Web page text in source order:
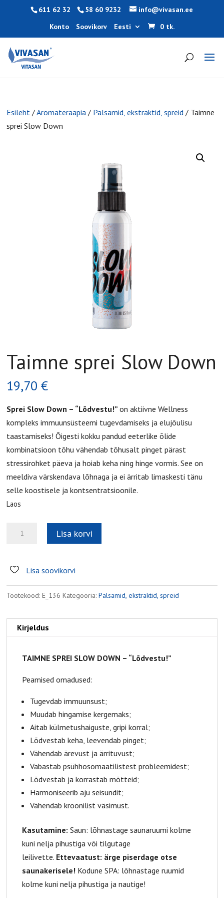
611 62 32 58 60 9232
info@vivasan.ee
Konto
Soovikorv Eesti 0 tk.
Esileht /Aromateraapia / Palsamid, ekstraktid, spreid / Taimne
sprei Slow Down
Taimne sprei Slow Down
19,70€
Sprei Slow Down – “Lõdvestu!”on aktiivne Wellness
kompleks immuunsüsteemi tugevdamiseks ja elujõulisu
taastamiseks! Õigesti kokku pandud eeterlike õlide
kombinatsioon tõhu vähendab tõhusalt pinget pärast
stressirohket päeva ja hoiab keha ning hinge vormis. See on
meeldiva värskendava lõhnaga ja ei ärritab limaskesti tänu
selle koostisele ja kontsentratsioonile.
Laos
Taimne
Down
kogus
Lisa korvi
Lisa soovikorvi
Tootekood:E_136 Kategooria:Palsamid, ekstraktid, spreid
Kirjeldus
TAIMNE SPREI SLOW DOWN – “Lõdvestu!”
Peamised omadused:
Tugevdab immuunsust;
Muudab hingamise kergemaks;
Aitab külmetushaiguste, gripi korral;
Lõdvestab keha, leevendab pinget;
Vähendab ärevust ja ärrituvust;
Vabastab psühhosomaatilistest probleemidest;
Lõdvestab ja korrastab mõtteid;
Harmoniseerib aju seisundit;
Vähendab kroonilist väsimust.
Kasutamine: Saun: lõhnastage saunaruumi kolme
kuni nelja pihustiga või tilgutage
leilivette. Ettevaatust: ärge piserdage otse
saunakerisele! Kodune SPA: lõhnastage ruumid
kolme kuni nelja pihustiga ja nautige!